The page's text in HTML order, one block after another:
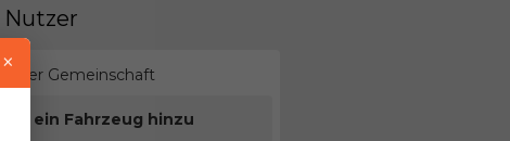
Gemeinschaft
ein Fahrzeug hinzu
×